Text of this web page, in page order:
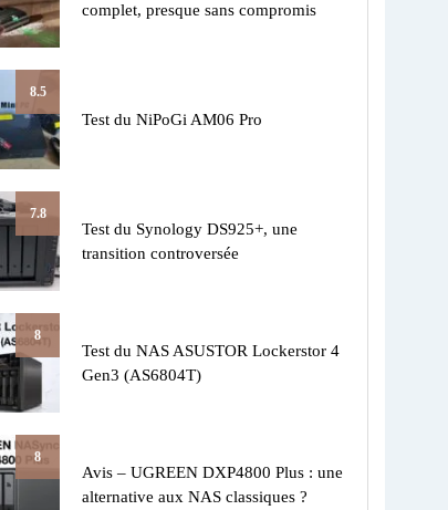
complet, presque sans compromis
8.5
Test du NiPoGi AM06 Pro
7.8
Test du Synology DS925+, une
transition controversée
8
Test du NAS ASUSTOR Lockerstor 4
Gen3 (AS6804T)
8
Avis – UGREEN DXP4800 Plus : une
alternative aux NAS classiques ?